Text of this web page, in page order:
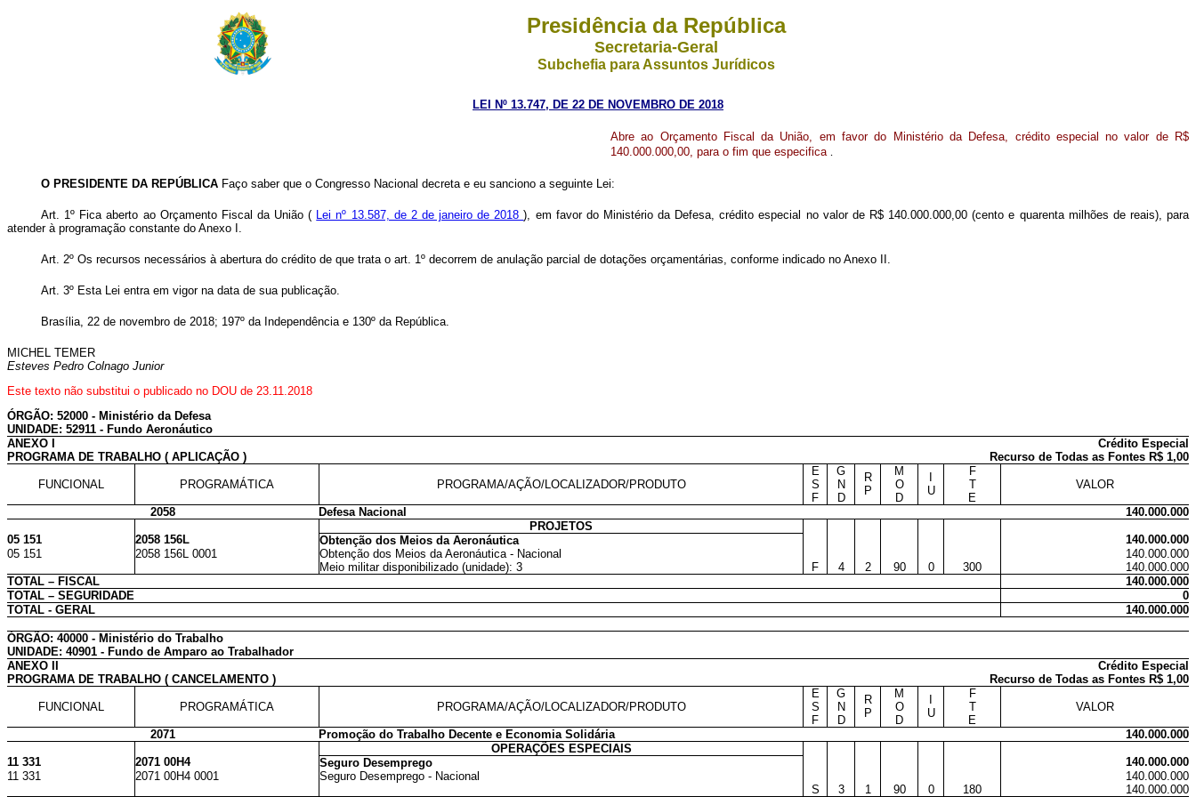
Presidência da República
Secretaria-Geral
Subchefia para Assuntos Jurídicos
LEI Nº 13.747, DE 22 DE NOVEMBRO DE 2018
Abre ao Orçamento Fiscal da União, em favor do Ministério da Defesa, crédito especial no valor de R$
140.000.000,00, para o fim que especifica .
O PRESIDENTE DA REPÚBLICA Faço saber que o Congresso Nacional decreta e eu sanciono a seguinte Lei:
Art. 1º Fica aberto ao Orçamento Fiscal da União ( Lei nº 13.587, de 2 de janeiro de 2018), em favor do Ministério da Defesa, crédito especial no valor de R$ 140.000.000,00 (cento e quarenta milhões de reais), para
atender à programação constante do Anexo I.
Art. 2º Os recursos necessários à abertura do crédito de que trata o art. 1º decorrem de anulação parcial de dotações orçamentárias, conforme indicado no Anexo II.
Art. 3º Esta Lei entra em vigor na data de sua publicação.
Brasília, 22 de novembro de 2018; 197º da Independência e 130º da República.
MICHEL TEMER
Esteves Pedro Colnago Junior
Este texto não substitui o publicado no DOU de 23.11.2018
ÓRGÃO: 52000 - Ministério da Defesa
UNIDADE: 52911 - Fundo Aeronáutico
ANEXO I
Crédito Especial
PROGRAMA DE TRABALHO ( APLICAÇÃO )
Recurso de Todas as Fontes R$ 1,00
FUNCIONAL PROGRAMÁTICA PROGRAMA/AÇÃO/LOCALIZADOR/PRODUTO
E
S
F
G
N
D
R
P
M
O
D
U
F
T
E
VALOR
2058 Defesa Nacional
140.000.000
PROJETOS
05 151
2058 156L Obtenção dos Meios da Aeronáutica
140.000.000
05 151
2058 156L 0001 Obtenção dos Meios da Aeronáutica - Nacional
140.000.000
Meio militar disponibilizado (unidade): 3
F 4 2 90 0 300
140.000.000
TOTAL – FISCAL
140.000.000
TOTAL – SEGURIDADE
0
TOTAL - GERAL
140.000.000
ÓRGÃO: 40000 - Ministério do Trabalho
UNIDADE: 40901 - Fundo de Amparo ao Trabalhador
ANEXO II
Crédito Especial
PROGRAMA DE TRABALHO ( CANCELAMENTO )
Recurso de Todas as Fontes R$ 1,00
FUNCIONAL PROGRAMÁTICA PROGRAMA/AÇÃO/LOCALIZADOR/PRODUTO
E
S
F
G
N
D
R
P
M
O
D
U
F
T
E
VALOR
2071 Promoção do Trabalho Decente e Economia Solidária
140.000.000
OPERAÇÕES ESPECIAIS
11 331
2071 00H4 Seguro Desemprego
140.000.000
11 331
2071 00H4 0001 Seguro Desemprego - Nacional
140.000.000
S
3 1 90 0 180 140.000.000